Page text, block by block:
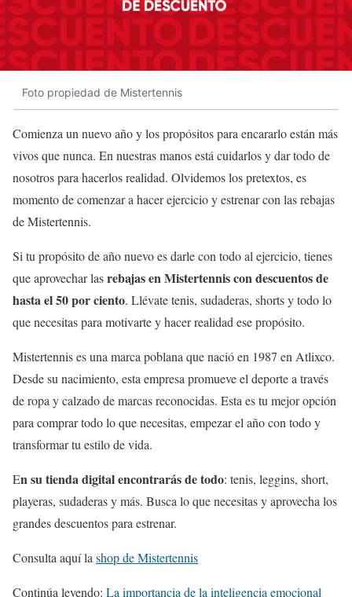
Foto propiedad de Mistertennis
Comienza un nuevo año y los propósitos para encararlo están más
vivos que nunca. En nuestras manos está cuidarlos y dar todo de
nosotros para hacerlos realidad. Olvidemos los pretextos, es
momento de comenzar a hacer ejercicio y estrenar con las rebajas
de Mistertennis.
Si tu propósito de año nuevo es darle con todo al ejercicio, tienes
que aprovechar lasrebajas en Mistertennis con descuentos de
hasta el 50 por ciento. Llévate tenis, sudaderas, shorts y todo lo
que necesitas para motivarte y hacer realidad ese propósito.
Mistertennis es una marca poblana que nació en 1987 en Atlixco.
Desde su nacimiento, esta empresa promueve el deporte a través
de ropa y calzado de marcas reconocidas. Esta es tu mejor opción
para comprar todo lo que necesitas, empezar el año con todo y
transformar tu estilo de vida.
En su tienda digital encontrarás de todo: tenis, leggins, short,
playeras, sudaderas y más. Busca lo que necesitas y aprovecha los
grandes descuentos para estrenar.
Consulta aquí la shop de Mistertennis
Continúa leyendo: La importancia de la inteligencia emocional